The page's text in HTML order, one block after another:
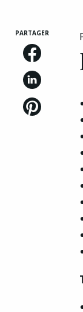
PARTAGER